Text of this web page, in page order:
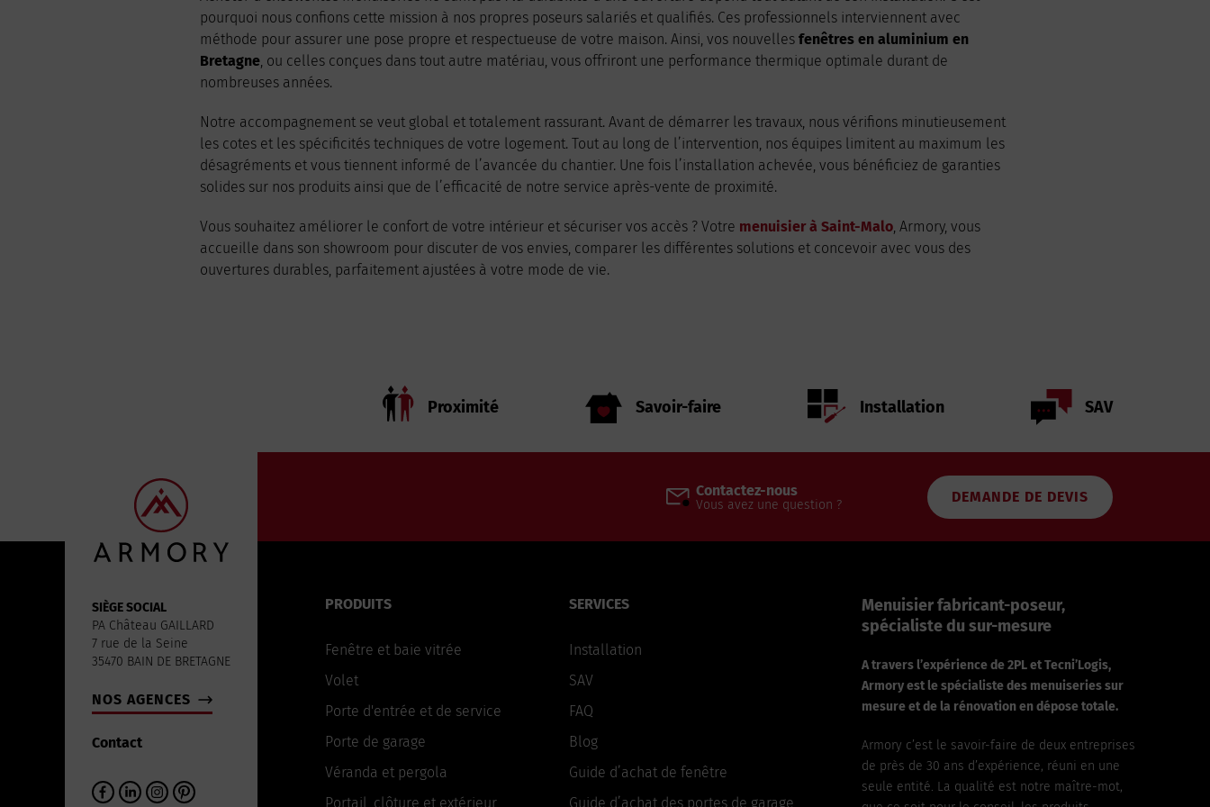
pourquoi nous confions cette mission à nos propres poseurs salariés et qualifiés. Ces professionnels interviennent avec
méthode pour assurer une pose propre et respectueuse de votre maison. Ainsi, vos nouvelles fenêtres en aluminium en
Bretagne, ou celles conçues dans tout autre matériau, vous offriront une performance thermique optimale durant de
nombreuses années.
Notre accompagnement se veut global et totalement rassurant. Avant de démarrer les travaux, nous vérifions minutieusement
les cotes et les spécificités techniques de votre logement. Tout au long de l’intervention, nos équipes limitent au maximum les
désagréments et vous tiennent informé de l’avancée du chantier. Une fois l’installation achevée, vous bénéficiez de garanties
solides sur nos produits ainsi que de l’efficacité de notre service après-vente de proximité.
Vous souhaitez améliorer le confort de votre intérieur et sécuriser vos accès ? Votre menuisier à Saint-Malo, Armory, vous
accueille dans son showroom pour discuter de vos envies, comparer les différentes solutions et concevoir avec vous des
ouvertures durables, parfaitement ajustées à votre mode de vie.
Proximité Savoir-faire Installation SAV
Contactez-nous
Vous avez une question ? DEMANDE DE DEVIS
SIÈGE SOCIAL
PA Château GAILLARD
7 rue de la Seine
35470 BAIN DE BRETAGNE
NOS AGENCES
Contact
PRODUITS
Fenêtre et baie vitrée
Volet
Porte d'entrée et de service
Porte de garage
Véranda et pergola
Portail, clôture et extérieur
SERVICES
Installation
SAV
FAQ
Blog
Guide d’achat de fenêtre
Guide d’achat des portes de garage
Menuisier fabricant-poseur,
spécialiste du sur-mesure
A travers l’expérience de 2PL et Tecni’Logis,
Armory est le spécialiste des menuiseries sur
mesure et de la rénovation en dépose totale.
Armory c’est le savoir-faire de deux entreprises
de près de 30 ans d’expérience, réuni en une
seule entité. La qualité est notre maître-mot,